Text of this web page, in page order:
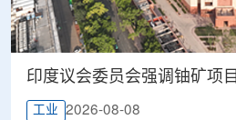
印度议会委员会强调铀矿项
工业 2026-08-08